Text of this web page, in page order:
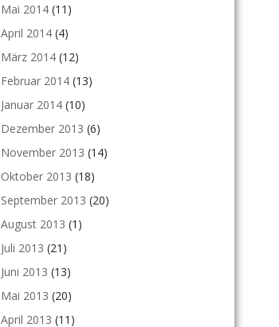
Mai 2014 (11)
April 2014 (4)
März 2014 (12)
Februar 2014 (13)
Januar 2014 (10)
Dezember 2013 (6)
November 2013 (14)
Oktober 2013 (18)
September 2013 (20)
August 2013 (1)
Juli 2013 (21)
Juni 2013 (13)
Mai 2013 (20)
April 2013 (11)